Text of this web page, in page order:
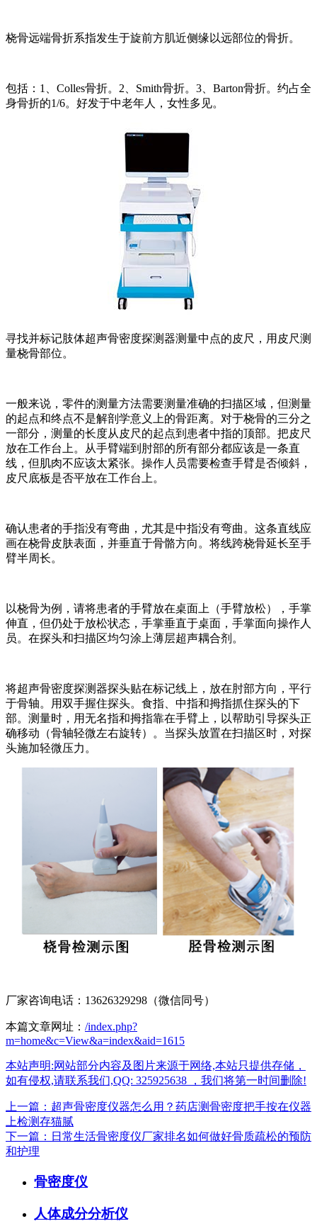
桡骨远端骨折系指发生于旋前方肌近侧缘以远部位的骨折。
包括：1、Colles骨折。2、Smith骨折。3、Barton骨折。约占全
身骨折的1/6。好发于中老年人，女性多见。
寻找并标记肢体超声骨密度探测器测量中点的皮尺，用皮尺测
量桡骨部位。
一般来说，零件的测量方法需要测量准确的扫描区域，但测量
的起点和终点不是解剖学意义上的骨距离。对于桡骨的三分之
一部分，测量的长度从皮尺的起点到患者中指的顶部。把皮尺
放在工作台上。从手臂端到肘部的所有部分都应该是一条直
线，但肌肉不应该太紧张。操作人员需要检查手臂是否倾斜，
皮尺底板是否平放在工作台上。
确认患者的手指没有弯曲，尤其是中指没有弯曲。这条直线应
画在桡骨皮肤表面，并垂直于骨骼方向。将线跨桡骨延长至手
臂半周长。
以桡骨为例，请将患者的手臂放在桌面上（手臂放松），手掌
伸直，但仍处于放松状态，手掌垂直于桌面，手掌面向操作人
员。在探头和扫描区均匀涂上薄层超声耦合剂。
将超声骨密度探测器探头贴在标记线上，放在肘部方向，平行
于骨轴。用双手握住探头。食指、中指和拇指抓住探头的下
部。测量时，用无名指和拇指靠在手臂上，以帮助引导探头正
确移动（骨轴轻微左右旋转）。当探头放置在扫描区时，对探
头施加轻微压力。
厂家咨询电话：13626329298（微信同号）
本篇文章网址： /index.php?
m=home&c=View&a=index&aid=1615
本站声明:网站部分内容及图片来源于网络,本站只提供存储，
如有侵权,请联系我们,QQ: 325925638 ，我们将第一时间删除!
上一篇：超声骨密度仪器怎么用？药店测骨密度把手按在仪器
上检测存猫腻
下一篇：日常生活骨密度仪厂家排名如何做好骨质疏松的预防
和护理
骨密度仪
人体成分分析仪